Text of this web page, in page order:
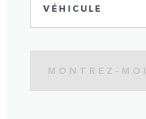
VÉHICULE
MONTREZ-MOI